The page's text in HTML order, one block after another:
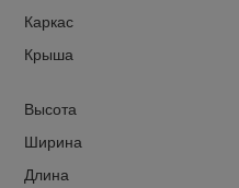
Каркас
Крыша
Высота
Ширина
Длина